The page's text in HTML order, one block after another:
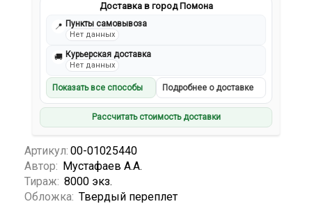
Доставка в город Помона
📍 Пункты самовывоза
Нет данных
🚚 Курьерская доставка
Нет данных
Показать все способы Подробнее о доставке
Рассчитать стоимость доставки
Артикул: 00-01025440
Автор: Мустафаев А.А.
Тираж: 8000 экз.
Обложка: Твердый переплет